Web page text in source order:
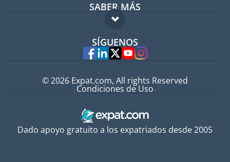
Guía para expatriados
Trabajos en el extranjero
SABER MÁS
FAQ
Expertos
SÍGUENOS
Dado apoyo gratuito a los expatriados desde 2005
© 2026 Expat.com, All rights Reserved
Condiciones de Uso